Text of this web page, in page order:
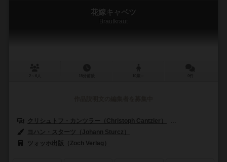
花嫁キャベツ
Brautkraut
クリシュトフ・カンツラー（Christoph Cantzler）
ヨハン・スターツ（Johann Sturcz）
ツォッホ出版（Zoch Verlag）